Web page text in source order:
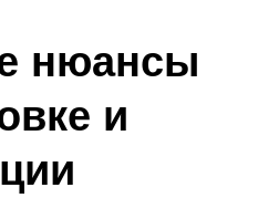
нюансы
и